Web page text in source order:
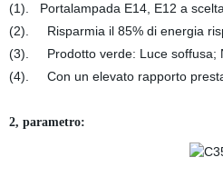
(1). Portalampada E14, E12 a scelta.
(2). Risparmia il 85% di energia
(3). Prodotto verde: Luce soffusa;
(4). Con un elevato rapporto
2, parametro: